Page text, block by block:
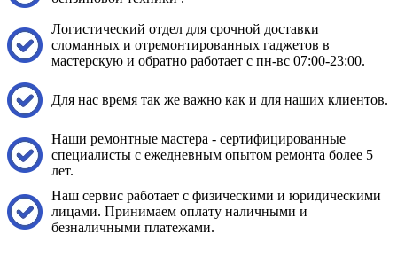
биноклей
блендеров
блинниц
блоков диспетчеризации
блоков коммутации
блоков подключения
блоков управления
бормашин
брошюраторов
брудеров
Логистический отдел для срочной доставки
сломанных и отремонтированных гаджетов в
мастерскую и обратно работает с пн-вс 07:00-23:00.
Для нас время так же важно как и для наших клиентов.
Наши ремонтные мастера - сертифицированные
специалисты с ежедневным опытом ремонта более 5
лет.
Наш сервис работает с физическими и юридическими
лицами. Принимаем оплату наличными и
безналичными платежами.